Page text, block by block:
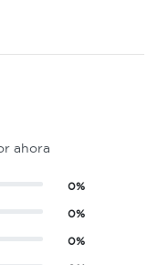
ahora
0%
0%
0%